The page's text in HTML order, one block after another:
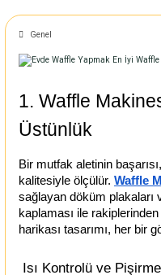
Genel
1. Waffle
Üstünlük
Bir mutfak aletinin
kalitesiyle ölçülür. Waffle
sağlayan döküm plakaları
kaplaması ile
harikası tasarımı, her bir
Isı Kontrolü ve